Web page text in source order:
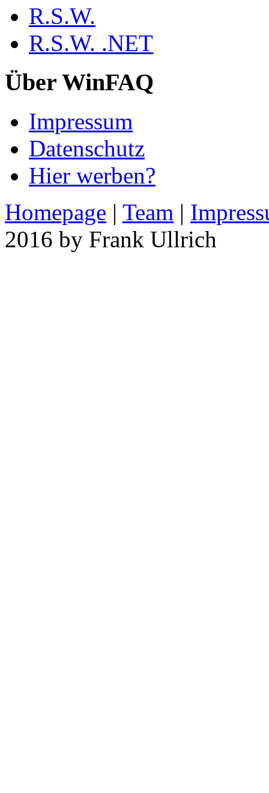
R.S.W.
R.S.W. .NET
Über WinFAQ
Impressum
Datenschutz
Hier werben?
Homepage | Team |
2016 by Frank Ullrich